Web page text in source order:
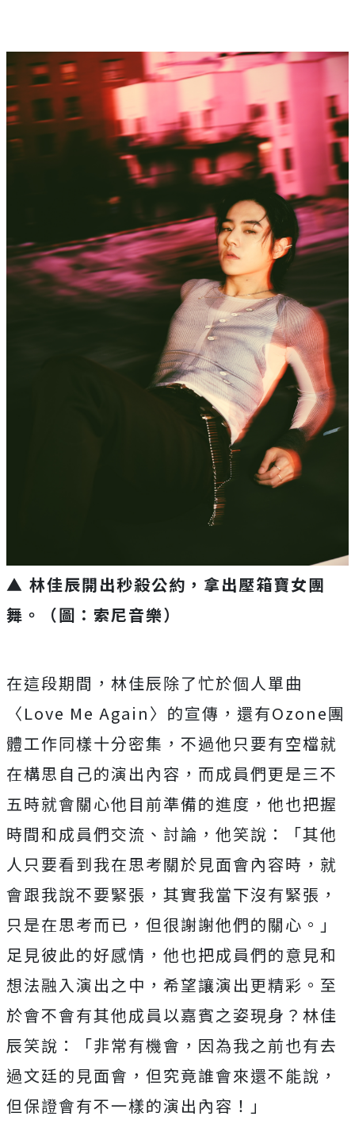
▲ 林佳辰開出秒殺公約，拿出壓箱寶女團
舞。（圖：索尼音樂）
在這段期間，林佳辰除了忙於個人單曲
〈Love Me Again〉的宣傳，還有Ozone團
體工作同樣十分密集， 不過他只要有空檔就
在構思自己的演出內容， 而成員們更是三不
五時就會關心他目前準備的進度， 他也把握
時間和成員們交流、討論，他笑說：「其他
人只要看到我在思考關於見面會內容時，就
會跟我說不要緊張， 其實我當下沒有緊張，
只是在思考而已，但很謝謝他們的關心。」
足見彼此的好感情，他也把成員們的意見和
想法融入演出之中， 希望讓演出更精彩。至
於會不會有其他成員以嘉賓之姿現身？ 林佳
辰笑說：「非常有機會，因為我之前也有去
過文廷的見面會， 但究竟誰會來還不能說，
但保證會有不一樣的演出內容！」